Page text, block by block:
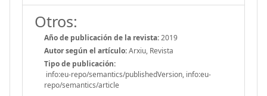
Otros:
Año de publicación de la revista:2019
Autor según el artículo:Arxiu, Revista
Tipo de publicación:
info:eu-repo/semantics/publishedVersion, info:eu-
repo/semantics/article